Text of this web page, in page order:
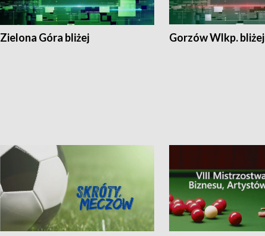
Zielona Góra bliżej Gorzów Wlkp. bliżej